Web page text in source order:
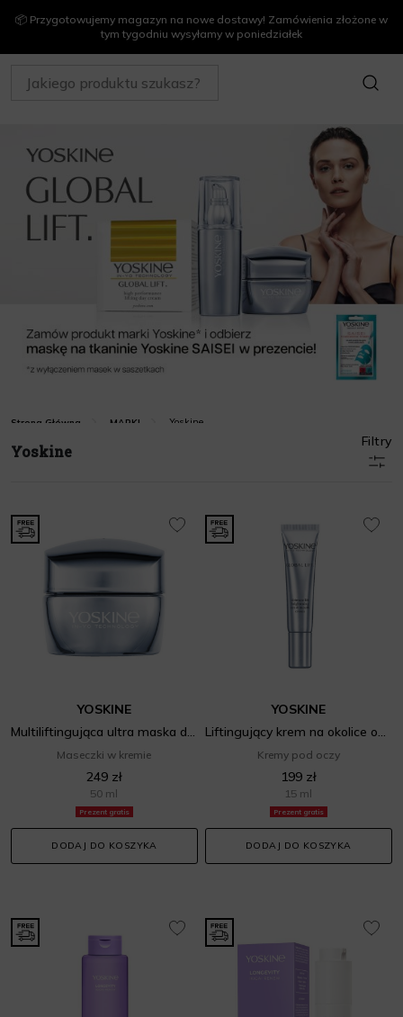
📦 Przygotowujemy magazyn na nowe dostawy! Zamówienia złożone w
tym tygodniu wysyłamy w poniedziałek
SZUKAJ
Strona Główna MARKI Yoskine
Yoskine
Filtry
Prezent gratis
YOSKINE
Multiliftingująca ultra maska do twarzy
Maseczki w kremie
249 zł
50 ml
DODAJ DO KOSZYKA
Prezent gratis
YOSKINE
Liftingujący krem na okolice oczu i ust
Kremy pod oczy
199 zł
15 ml
DODAJ DO KOSZYKA